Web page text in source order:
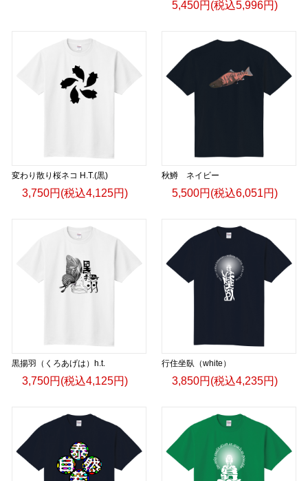
5,450円(税込5,996円)
変わり散り桜ネコ H.T.(黒)
3,750円(税込4,125円)
秋鱒 ネイビー
5,500円(税込6,051円)
黒揚羽（くろあげは）h.t.
3,750円(税込4,125円)
行住坐臥（white）
3,850円(税込4,235円)